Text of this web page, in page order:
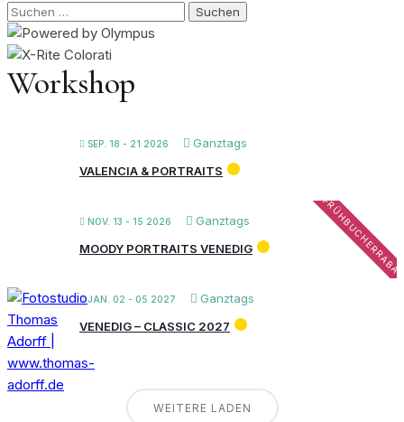
Suchen
nach:
Workshop
SEP. 18 - 21 2026
Ganztags
VALENCIA & PORTRAITS
NOV. 13 - 15 2026 Ganztags
MOODY PORTRAITS VENEDIG
JAN. 02 - 05 2027
Ganztags
VENEDIG – CLASSIC 2027
WEITERE LADEN